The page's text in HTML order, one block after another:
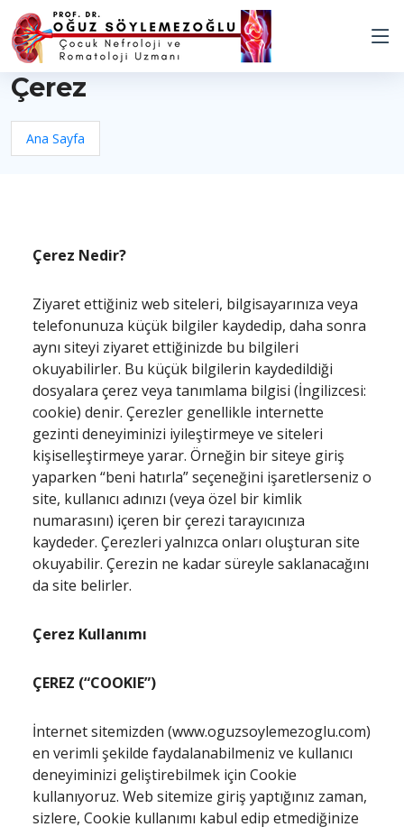
Çerez
Ana Sayfa
Çerez Nedir?
Ziyaret ettiğiniz web siteleri, bilgisayarınıza veya
telefonunuza küçük bilgiler kaydedip, daha sonra
aynı siteyi ziyaret ettiğinizde bu bilgileri
okuyabilirler. Bu küçük bilgilerin kaydedildiği
dosyalara çerez veya tanımlama bilgisi (İngilizcesi:
cookie) denir. Çerezler genellikle internette
gezinti deneyiminizi iyileştirmeye ve siteleri
kişiselleştirmeye yarar. Örneğin bir siteye giriş
yaparken “beni hatırla” seçeneğini işaretlerseniz o
site, kullanıcı adınızı (veya özel bir kimlik
numarasını) içeren bir çerezi tarayıcınıza
kaydeder. Çerezleri yalnızca onları oluşturan site
okuyabilir. Çerezin ne kadar süreyle saklanacağını
da site belirler.
Çerez Kullanımı
ÇEREZ (“COOKIE”)
İnternet sitemizden (www.oguzsoylemezoglu.com)
en verimli şekilde faydalanabilmeniz ve kullanıcı
deneyiminizi geliştirebilmek için Cookie
kullanıyoruz. Web sitemize giriş yaptığınız zaman,
sizlere, Cookie kullanımı kabul edip etmediğinize